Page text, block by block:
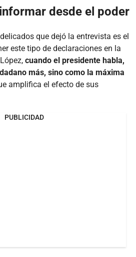
desde el poder
que dejó la entrevista es el
este tipo de declaraciones en la
cuando el presidente habla,
más, sino como la máxima
amplifica el efecto de sus
PUBLICIDAD